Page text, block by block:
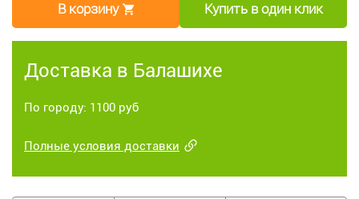
В корзину Купить в один клик
Доставка в Балашихе
По городу: 1100 руб
Полные условия доставки